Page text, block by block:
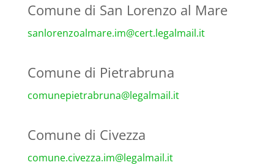
Comune di San Lorenzo al Mare
sanlorenzoalmare.im@cert.legalmail.it
Comune di Pietrabruna
comunepietrabruna@legalmail.it
Comune di Civezza
comune.civezza.im@legalmail.it